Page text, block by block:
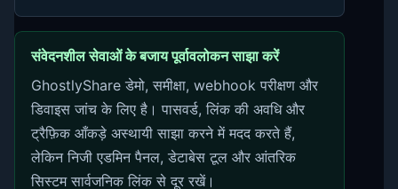
संवेदनशील सेवाओं के बजाय पूर्वावलोकन साझा करें
GhostlyShare डेमो, समीक्षा, webhook परीक्षण और
डिवाइस जांच के लिए है। पासवर्ड, लिंक की अवधि और
ट्रैफ़िक आँकड़े अस्थायी साझा करने में मदद करते हैं,
लेकिन निजी एडमिन पैनल, डेटाबेस टूल और आंतरिक
सिस्टम सार्वजनिक लिंक से दूर रखें।